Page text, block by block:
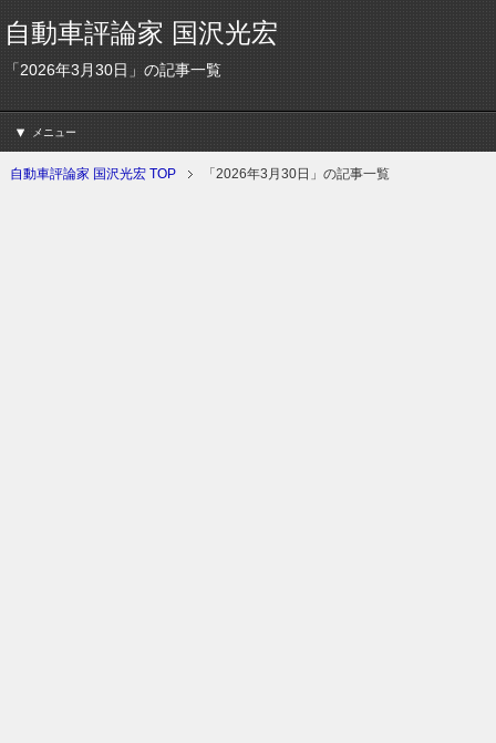
自動車評論家 国沢光宏
「2026年3月30日」の記事一覧
メニュー
自動車評論家 国沢光宏 TOP 「2026年3月30日」の記事一覧